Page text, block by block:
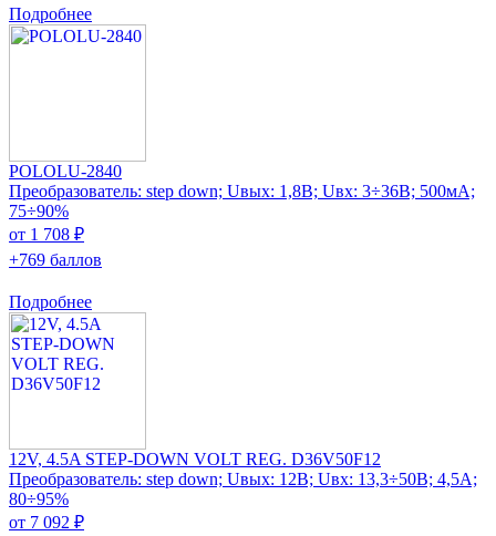
Подробнее
POLOLU-2840
Преобразователь: step down; Uвых: 1,8В; Uвх: 3÷36В; 500мА;
75÷90%
от 1 708 ₽
+769 баллов
Подробнее
12V, 4.5A STEP-DOWN VOLT REG. D36V50F12
Преобразователь: step down; Uвых: 12В; Uвх: 13,3÷50В; 4,5А;
80÷95%
от 7 092 ₽